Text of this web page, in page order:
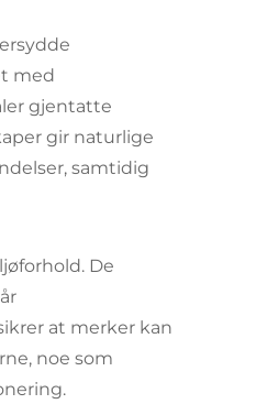
med
gjentatte
gir naturlige
samtidig
De
at merker kan
noe som